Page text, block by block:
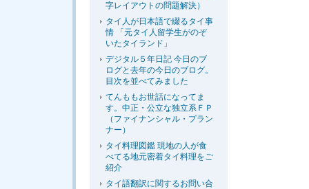
字レイアウトの問題解決）
タイ人が日本語で綴るタイ事
情 「元タイ人留学生がのぞ
いたタイランド」
デジタル５年日記 今日のブ
ログと去年の今日のブログ。
目次を並べてみました
てんももお世話になってま
す。中正・公立な独立系ＦＰ
（ファイナンシャル・プラン
ナー）
タイ料理図鑑 現地の人が食
べてる地元密着タイ料理をご
紹介
タイ語翻訳に関するお問い合